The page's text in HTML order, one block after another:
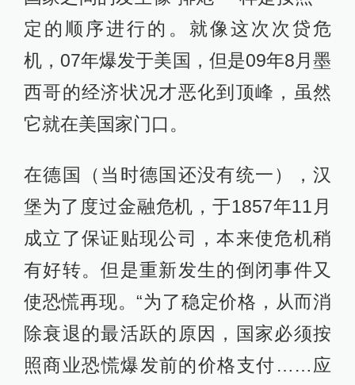
定的顺序进行的。就像这次次贷危
机，07年爆发于美国，但是09年8月墨
西哥的经济状况才恶化到顶峰，虽然
它就在美国家门口。
在德国（当时德国还没有统一），汉
堡为了度过金融危机，于1857年11月
成立了保证贴现公司，本来使危机稍
有好转。但是重新发生的倒闭事件又
使恐慌再现。“为了稳定价格，从而消
除衰退的最活跃的原因，国家必须按
照商业恐慌爆发前的价格支付……应